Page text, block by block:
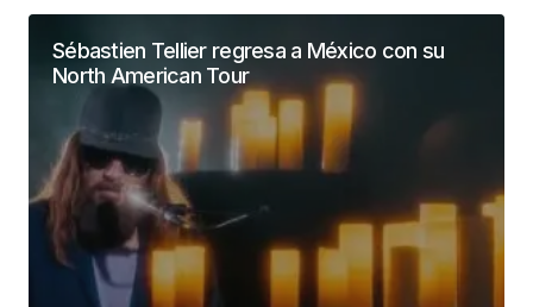
Sébastien Tellier regresa a México con su
North American Tour